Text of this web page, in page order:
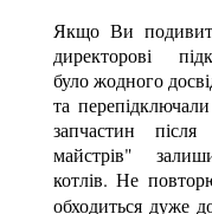
Якщо Ви
директорові
було жодного
та
запчастин
майстрів"
котлів. Не
обходиться дуже